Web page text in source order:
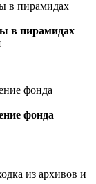
в пирамидах
фонда